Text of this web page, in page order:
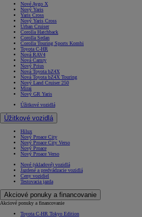
Nové Aygo X
Nový Yaris
Yaris Cross
Nový Yaris Cross
Urban Cruiser
Corolla Hatchback
Corolla Sedan
Corolla Touring Sports Kombi
Toyota C-HR
Nová RAV4
Nová Camry
Nový Prius
Nová Toyota bZ4X
Nová Toyota bZ4X Touring
Nový Land Cruiser 250
Mirai
Nový GR Yaris
Úžitkové vozidlá
Úžitkové vozidlá
Hilux
Nový Proace City
Nový Proace City Verso
Nový Proace
Nový Proace Verso
Nové (skladové) vozidlá
Jazdené a predvádzacie vozidlá
Ceny vozidiel
Testovacia jazda
Akciové ponuky a financovanie
Akciové ponuky a financovanie
Toyota C-HR Tokyo Edition